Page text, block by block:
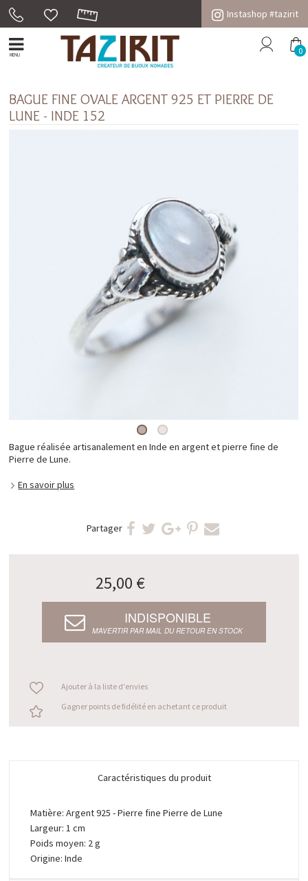
Instashop #tazirit
MENU 0
BAGUE FINE OVALE ARGENT 925 ET PIERRE DE
LUNE - INDE 152
Bague réalisée artisanalement en Inde en argent et pierre fine de
Pierre de Lune.
En savoir plus
Partager
25,00 €
INDISPONIBLE
M’AVERTIR PAR MAIL DU RETOUR EN STOCK
Ajouter à la liste d'envies
Gagner points de fidélité en achetant ce produit
Caractéristiques du produit
Matière: Argent 925 - Pierre fine Pierre de Lune
Largeur: 1 cm
Poids moyen: 2 g
Origine: Inde